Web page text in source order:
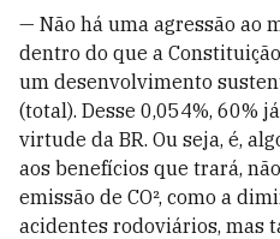
— Não há uma agressão ao
dentro do que a
um desenvolvimento
(total). Desse 0,054%, 60%
virtude da BR. Ou seja, é,
aos benefícios que trará,
emissão de CO², como a
acidentes rodoviários, mas